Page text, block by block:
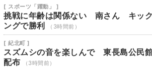
[ スポーツ「躍動」 ]
挑戦に年齢は関係ない 南さん キッ
ングで勝利
（3時間前）
[ 紀北町 ]
スズムシの音を楽しんで 東長島公民
配布
（3時間前）